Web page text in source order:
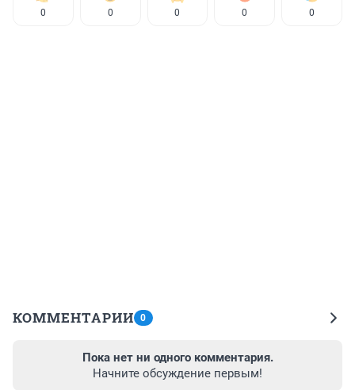
0 0 0 0 0
КОММЕНТАРИИ 0
Пока нет ни одного комментария.
Начните обсуждение первым!